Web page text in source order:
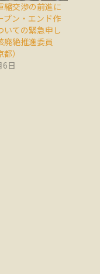
縮交渉の前進に
プン・エンド作
いての緊急申し
廃絶推進委員
）
6日